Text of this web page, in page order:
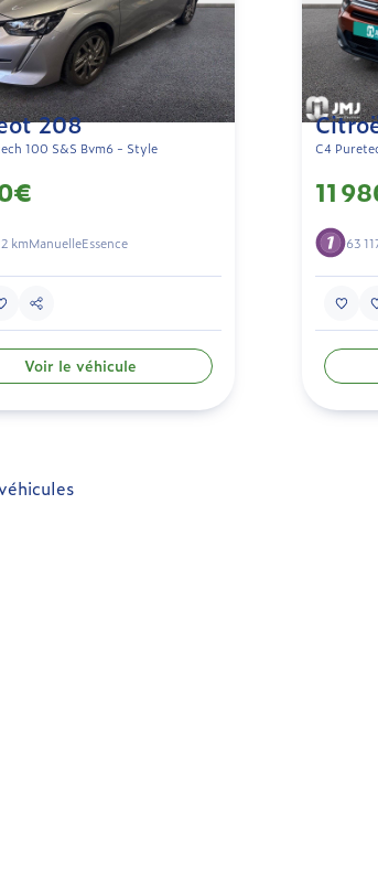
une marque
208
100 S&S Bvm6 - Style
kmManuelleEssence
Voir le véhicule
C4
11
63